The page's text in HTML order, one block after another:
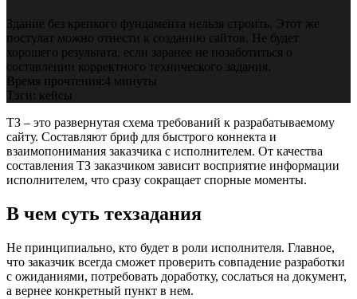
Здание без крепкого фундамента нельзя строить. Этот же
постулат можно отнести к созданию сайтов. Не будет
хорошего результата, если заранее не позаботиться о
составлении корректного технического задания.
Время прочтения:4 минуты
Тэги: кейсы
ТЗ – это развернутая схема требований к разрабатываемому
сайту. Составляют бриф для быстрого коннекта и
взаимопонимания заказчика с исполнителем. От качества
составления ТЗ заказчиком зависит восприятие информации
исполнителем, что сразу сокращает спорные моменты.
В чем суть техзадания
Не принципиально, кто будет в роли исполнителя. Главное,
что заказчик всегда сможет проверить совпадение разработки
с ожиданиями, потребовать доработку, сослаться на документ,
а вернее конкретный пункт в нем.